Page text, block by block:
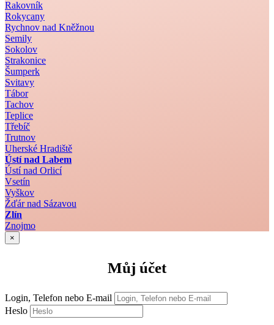
Rakovník
Rokycany
Rychnov nad Kněžnou
Semily
Sokolov
Strakonice
Šumperk
Svitavy
Tábor
Tachov
Teplice
Třebíč
Trutnov
Uherské Hradiště
Ústí nad Labem
Ústí nad Orlicí
Vsetín
Vyškov
Žďár nad Sázavou
Zlín
Znojmo
×
Můj účet
Login, Telefon nebo E-mail
Heslo